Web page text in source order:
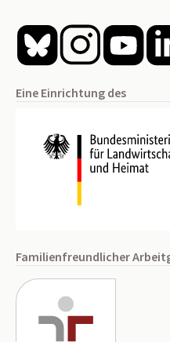
Eine Einrichtung des
Familienfreundlicher